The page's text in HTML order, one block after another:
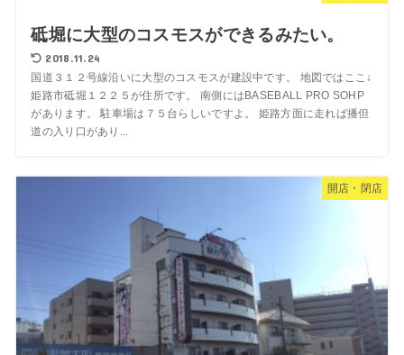
砥堀に大型のコスモスができるみたい。
2018.11.24
国道３１２号線沿いに大型のコスモスが建設中です。 地図ではここ↓
姫路市砥堀１２２５が住所です。 南側にはBASEBALL PRO SOHP
があります。 駐車場は７５台らしいですよ。 姫路方面に走れば播但
道の入り口があり...
開店・閉店